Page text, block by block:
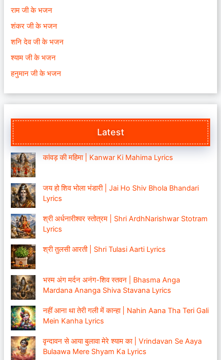
राम जी के भजन
शंकर जी के भजन
शनि देव जी के भजन
श्याम जी के भजन
हनुमान जी के भजन
Latest
कांवड़ की महिमा | Kanwar Ki Mahima Lyrics
जय हो शिव भोला भंडारी | Jai Ho Shiv Bhola Bhandari
Lyrics
श्री अर्धनारीश्वर स्तोत्रम | Shri ArdhNarishwar Stotram
Lyrics
श्री तुलसी आरती | Shri Tulasi Aarti Lyrics
भस्म अंग मर्दन अनंग-शिव स्तवन | Bhasma Anga
Mardana Ananga Shiva Stavana Lyrics
नहीं आना था तेरी गली में कान्हा | Nahin Aana Tha Teri Gali
Mein Kanha Lyrics
वृन्दावन से आया बुलावा मेरे श्याम का | Vrindavan Se Aaya
Bulaawa Mere Shyam Ka Lyrics